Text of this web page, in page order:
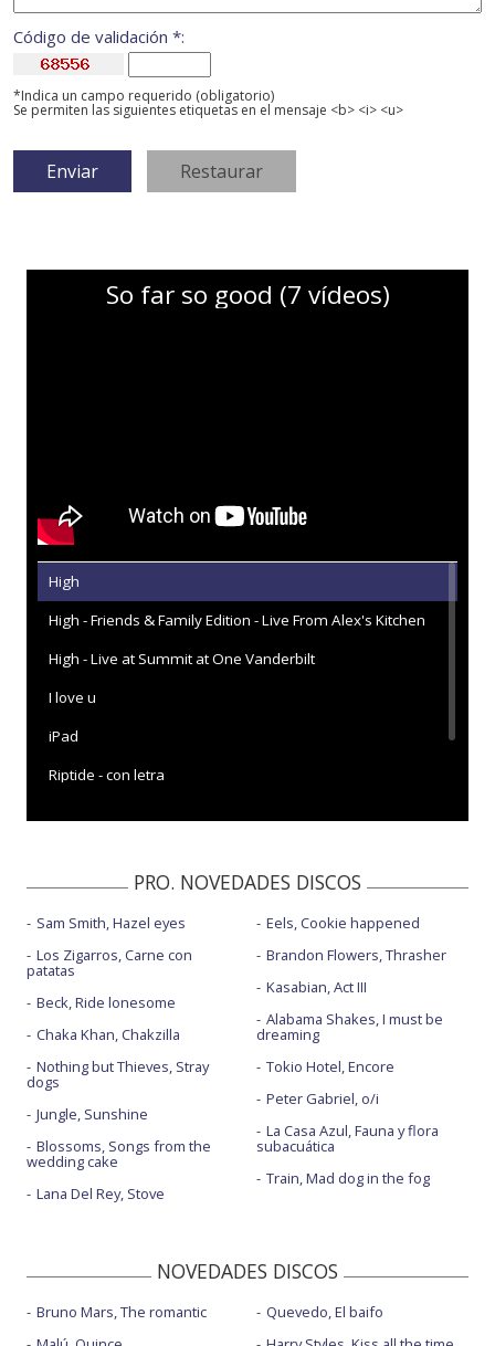
Código de validación *:
*Indica un campo requerido (obligatorio)
Se permiten las siguientes etiquetas en el mensaje <b> <i> <u>
So far so good (7 vídeos)
High
High - Friends & Family Edition - Live From Alex's Kitchen
High - Live at Summit at One Vanderbilt
I love u
iPad
Riptide - con letra
PRO. NOVEDADES DISCOS
Sam Smith, Hazel eyes
Los Zigarros, Carne con
patatas
Beck, Ride lonesome
Chaka Khan, Chakzilla
Nothing but Thieves, Stray
dogs
Jungle, Sunshine
Blossoms, Songs from the
wedding cake
Lana Del Rey, Stove
Eels, Cookie happened
Brandon Flowers, Thrasher
Kasabian, Act III
Alabama Shakes, I must be
dreaming
Tokio Hotel, Encore
Peter Gabriel, o/i
La Casa Azul, Fauna y flora
subacuática
Train, Mad dog in the fog
NOVEDADES DISCOS
Bruno Mars, The romantic
Quevedo, El baifo